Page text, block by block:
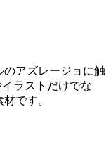
アズレージョに触
ラストだけでな
です。